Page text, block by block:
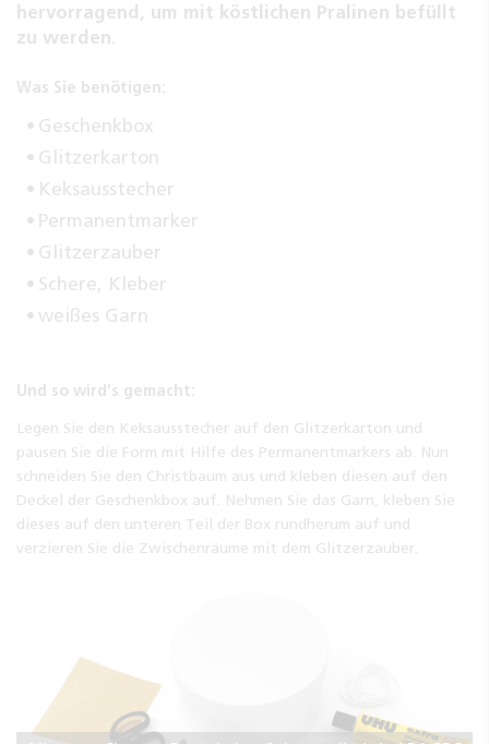
hervorragend, um mit köstlichen Pralinen befüllt
zu werden.
Was Sie benötigen:
Geschenkbox
Glitzerkarton
Keksausstecher
Permanentmarker
Glitzerzauber
Schere, Kleber
weißes Garn
Und so wird’s gemacht:
Legen Sie den Keksausstecher auf den Glitzerkarton und
pausen Sie die Form mit Hilfe des Permanentmarkers ab. Nun
schneiden Sie den Christbaum aus und kleben diesen auf den
Deckel der Geschenkbox auf. Nehmen Sie das Garn, kleben Sie
dieses auf den unteren Teil der Box rundherum auf und
verzieren Sie die Zwischenräume mit dem Glitzerzauber.